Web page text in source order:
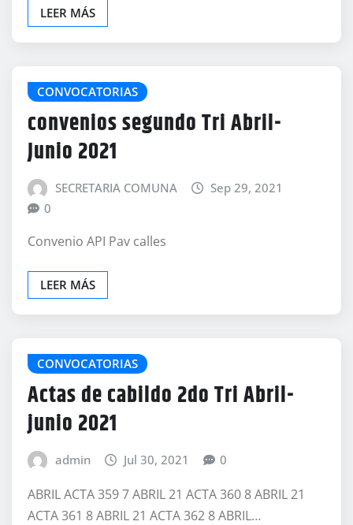
LEER MÁS
CONVOCATORIAS
convenios segundo Tri Abril-
Junio 2021
SECRETARIA COMUNA
Sep 29, 2021
0
Convenio API Pav calles
LEER MÁS
CONVOCATORIAS
Actas de cabildo 2do Tri Abril-
junio 2021
admin Jul 30, 2021 0
ABRIL ACTA 359 7 ABRIL 21 ACTA 360 8 ABRIL 21
ACTA 361 8 ABRIL 21 ACTA 362 8 ABRIL…